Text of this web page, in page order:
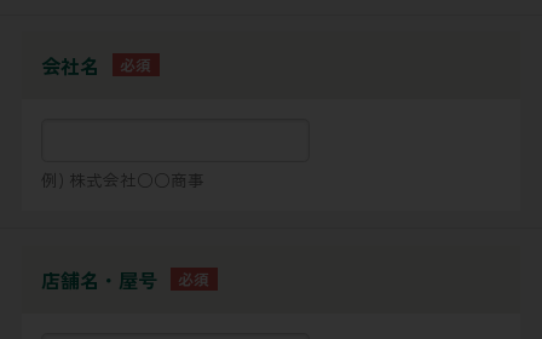
会社名
例) 株式会社○○商事
店舗名・屋号